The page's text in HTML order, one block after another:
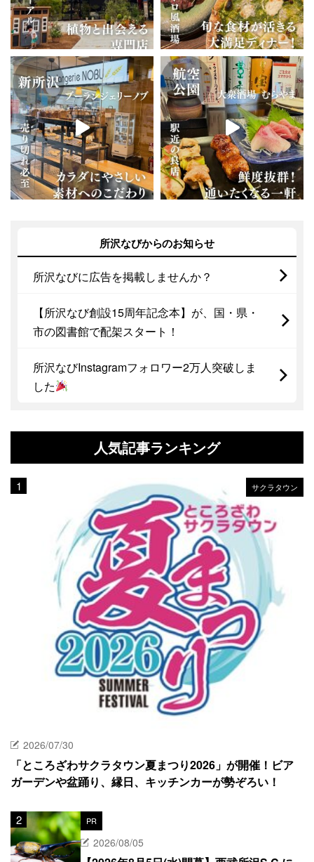
所沢なびからのお知らせ
所沢なびに広告を掲載しませんか？
【所沢なび創設15周年記念本】が、国・県・
市の図書館で配架スタート！
所沢なびInstagramフォロワー2万人突破しま
した
人気記事ランキング
サクラタウン
2026/07/30
「ところざわサクラタウン夏まつり2026」が開催！ビア
ガーデンや盆踊り、縁日、キッチンカーが勢ぞろい！
PR
2026/08/05